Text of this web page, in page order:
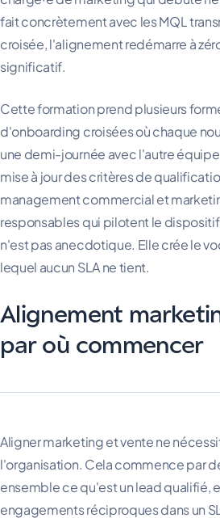
fait concrètement avec les MQL
croisée, l'alignement redémarre à
significatif.
Cette formation prend plusieurs
d'onboarding croisées où chaque
une demi-journée avec l'autre
mise à jour des critères de
management commercial et
responsables qui pilotent le
n'est pas anecdotique. Elle crée le
lequel aucun SLA ne tient.
Alignement
par où commencer
Aligner marketing et vente ne
l'organisation. Cela commence par
ensemble ce qu'est un lead qualifié,
engagements réciproques dans un